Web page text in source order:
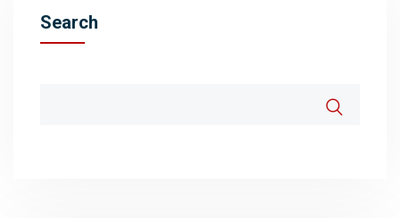
Search